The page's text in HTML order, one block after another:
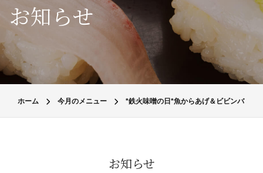
お知らせ
ホーム 今月のメニュー *鉄火味噌の日*魚からあげ＆ビビンバ
お知らせ